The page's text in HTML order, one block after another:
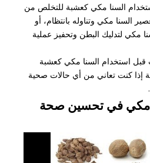
السنا مكي كعشبة للتخلص من
السنا مكي وتناوله بانتظام، أو
مكي لتدليك البطن وتحفيز عملية
قبل استخدام السنا مكي كعشبة
إذا كنت تعاني من أي حالات صحية
مكي في تحسين صحة